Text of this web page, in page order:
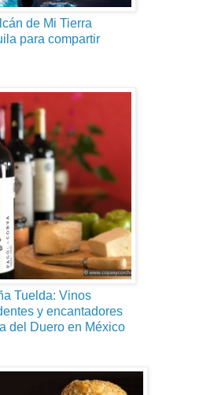
de Mi Tierra
para compartir
Tuelda: Vinos
y encantadores
del Duero en México